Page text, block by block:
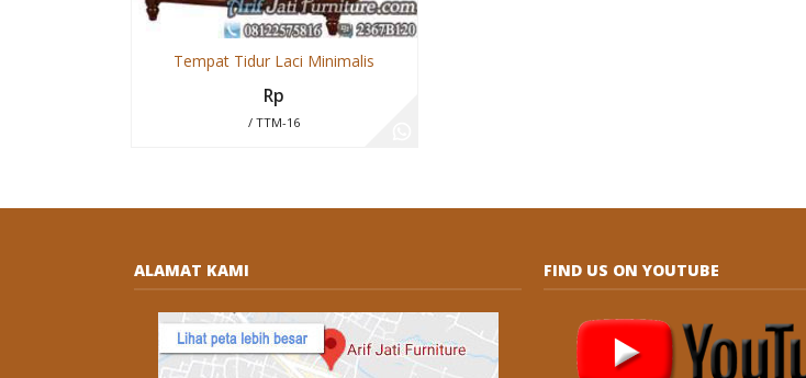
Tempat Tidur Laci Minimalis
Rp
/ TTM-16
ALAMAT KAMI FIND US ON YOUTUBE